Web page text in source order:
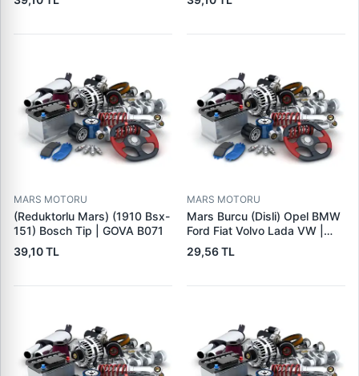
MARS MOTORU
(Reduktorlu Mars) (1910 Bsx-
151) Bosch Tip | GOVA B071
39,10 TL
MARS MOTORU
Mars Burcu (Disli) Opel BMW
Ford Fiat Volvo Lada VW |
GOVA B090
29,56 TL